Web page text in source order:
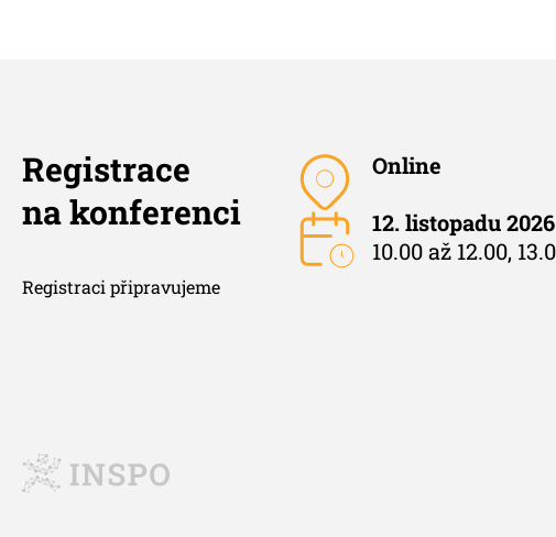
Registrace
na konferenci
Registraci připravujeme
Online
12. listopadu 2026
10.00 až 12.00,